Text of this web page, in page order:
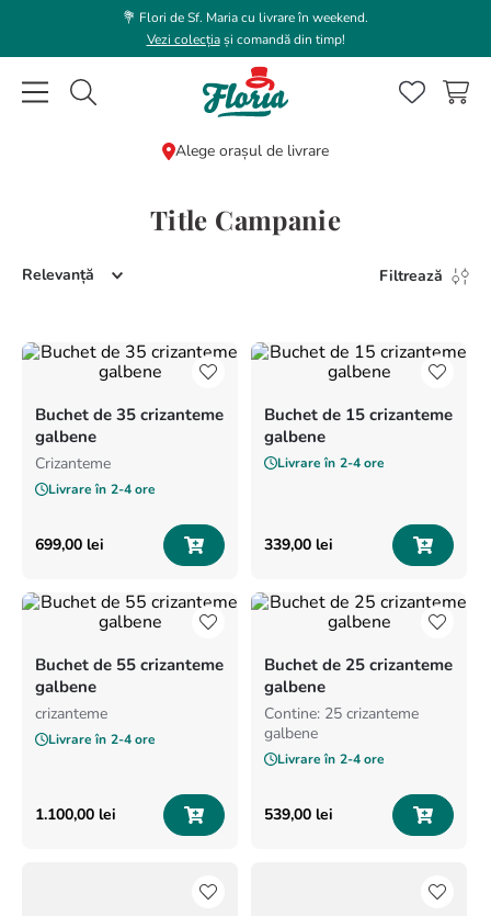
💐 Flori de Sf. Maria cu livrare în weekend.
Vezi colecțiași comandă din timp!
Caută flori, plante, cadouri...
Alege orașul de livrare
Title Campanie
Relevanță Filtrează
Buchet de 35 crizanteme
galbene
Crizanteme
Livrare în 2-4 ore
699,00 lei
Buchet de 15 crizanteme
galbene
Livrare în 2-4 ore
339,00 lei
Buchet de 55 crizanteme
galbene
crizanteme
Livrare în 2-4 ore
1.100,00 lei
Buchet de 25 crizanteme
galbene
Contine: 25 crizanteme
galbene
Livrare în 2-4 ore
539,00 lei
2.
coroana funerara
4.
buchet lalele
buchet trandafiri
buchet crini
crin